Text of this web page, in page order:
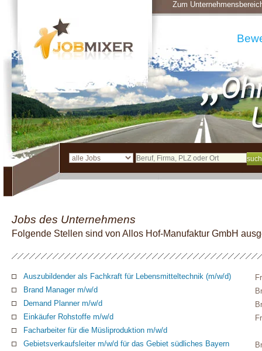
Zum
Jobs des Unternehmens
Folgende Stellen sind von Allos Hof-Manufaktur GmbH
Auszubildender als Fachkraft für Lebensmitteltechnik (m/w/d)
Brand Manager m/w/d
Demand Planner m/w/d
Einkäufer Rohstoffe m/w/d
Facharbeiter für die Müsliproduktion m/w/d
Gebietsverkaufsleiter m/w/d für das Gebiet südliches Bayern